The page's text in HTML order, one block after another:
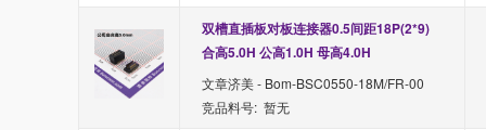
双槽直插板对板连接器0.5间距18P(2*9)
合高5.0H 公高1.0H 母高4.0H
文章济美 - Bom-BSC0550-18M/FR-00
竞品料号: 暂无